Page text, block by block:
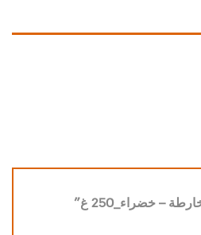
– خضراء_250 غ”